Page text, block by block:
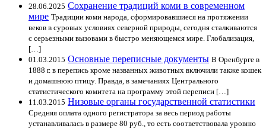
28.06.2025 Сохранение традиций коми в современном
мире Традиции коми народа, сформировавшиеся на протяжении
веков в суровых условиях северной природы, сегодня сталкиваются
с серьезными вызовами в быстро меняющемся мире. Глобализация,
[…]
01.03.2015 Основные переписные документы В Оренбурге в
1888 г. в перепись кроме названных животных включили также кошек
и домашнюю птицу. Правда, в замечаниях Центрального
статистического комитета на программу этой переписи […]
11.03.2015 Низовые органы государственной статистики
Средняя оплата одного регистратора за весь период работы
устанавливалась в размере 80 руб., то есть соответствовала уровню